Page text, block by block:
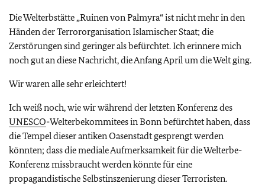
Die Welterbstätte „Ruinen von Palmyra“ ist nicht mehr in den
Händen der Terrororganisation Islamischer Staat; die
Zerstörungen sind geringer als befürchtet. Ich erinnere mich
noch gut an diese Nachricht, die Anfang April um die Welt ging.
Wir waren alle sehr erleichtert!
Ich weiß noch, wie wir während der letzten Konferenz des
UNESCO-Welterbekommitees in Bonn befürchtet haben, dass
die Tempel dieser antiken Oasenstadt gesprengt werden
könnten; dass die mediale Aufmerksamkeit für die Welterbe-
Konferenz missbraucht werden könnte für eine
propagandistische Selbstinszenierung dieser Terroristen.